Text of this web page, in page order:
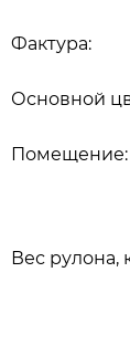
Вес рулона,
Основной
Помещение:
Фактура: